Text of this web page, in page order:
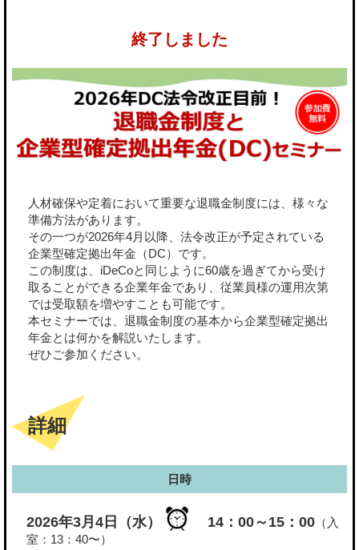
終了しました
人材確保や定着において重要な退職金制度には、様々な
準備方法があります。
その一つが2026年4月以降、法令改正が予定されている
企業型確定拠出年金（DC）です。
この制度は、iDeCoと同じように60歳を過ぎてから受け
取ることができる企業年金であり、従業員様の運用次第
では受取額を増やすことも可能です。
本セミナーでは、退職金制度の基本から企業型確定拠出
年金とは何かを解説いたします。
ぜひご参加ください。
詳細
日時
2026年3月4日（水） 14：00～15：00 （入
室：13：40〜）